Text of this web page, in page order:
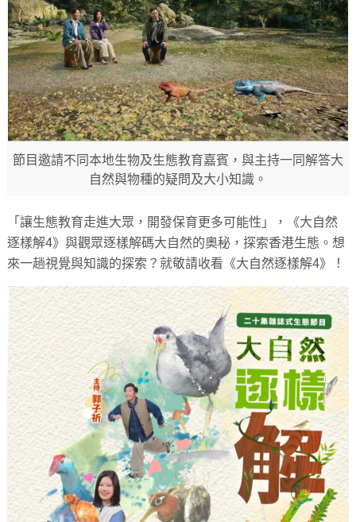
節目邀請不同本地生物及生態教育嘉賓，與主持一同解答大
自然與物種的疑問及大小知識。
「讓生態教育走進大眾，開發保育更多可能性」，《大自然
逐樣解4》與觀眾逐樣解碼大自然的奧秘，探索香港生態。想
來一趟視覺與知識的探索？就敬請收看《大自然逐樣解4》！